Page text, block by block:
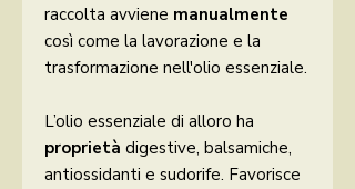
raccolta avviene manualmente
così come la lavorazione e la
trasformazione nell'olio essenziale.
L’olio essenziale di alloro ha
proprietà digestive, balsamiche,
antiossidanti e sudorife. Favorisce